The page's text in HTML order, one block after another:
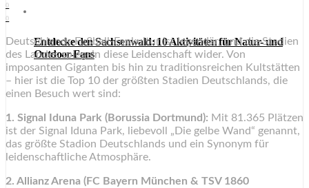
Entdecke den Sachsenwald: 10 Aktivitäten für Natur- und
Outdoor-Fans
0
0
Deutschlands Fußball-Fankultur ist legendär, und die Stadien
des Landes spiegeln diese Leidenschaft wider. Von
imposanten Giganten bis hin zu traditionsreichen Kultstätten
– hier ist die Top 10 der größten Stadien Deutschlands, die
einen Besuch wert sind:
1. Signal Iduna Park (Borussia Dortmund): Mit 81.365 Plätzen
ist der Signal Iduna Park, liebevoll „Die gelbe Wand“ genannt,
das größte Stadion Deutschlands und ein Synonym für
leidenschaftliche Atmosphäre.
2. Allianz Arena (FC Bayern München & TSV 1860